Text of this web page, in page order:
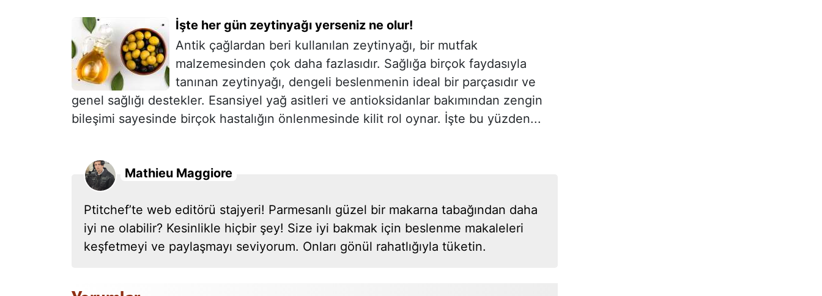
İşte her gün zeytinyağı yerseniz ne olur!
Antik çağlardan beri kullanılan zeytinyağı, bir mutfak
malzemesinden çok daha fazlasıdır. Sağlığa birçok faydasıyla
tanınan zeytinyağı, dengeli beslenmenin ideal bir parçasıdır ve
genel sağlığı destekler. Esansiyel yağ asitleri ve antioksidanlar bakımından zengin
bileşimi sayesinde birçok hastalığın önlenmesinde kilit rol oynar. İşte bu yüzden...
Mathieu Maggiore
Ptitchef’te web editörü stajyeri! Parmesanlı güzel bir makarna tabağından daha
iyi ne olabilir? Kesinlikle hiçbir şey! Size iyi bakmak için beslenme makaleleri
keşfetmeyi ve paylaşmayı seviyorum. Onları gönül rahatlığıyla tüketin.